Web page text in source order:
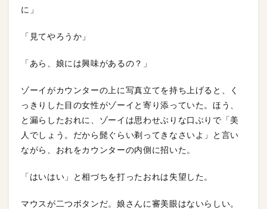
に」
「見てやろうか」
「あら、娘には興味があるの？」
ゾーイがカウンターの上に写真立てを持ち上げると、く
っきりした目の女性がゾーイと寄り添っていた。ほう、
と漏らしたおれに、ゾーイは思わせぶりな口ぶりで「美
人でしょう。だから髭ぐらい剃ってきなさいよ」と言い
ながら、おれをカウンターの内側に招いた。
「はいはい」と相づちを打ったおれは失望した。
マウスが二つボタンだ。娘さんに審美眼はないらしい。